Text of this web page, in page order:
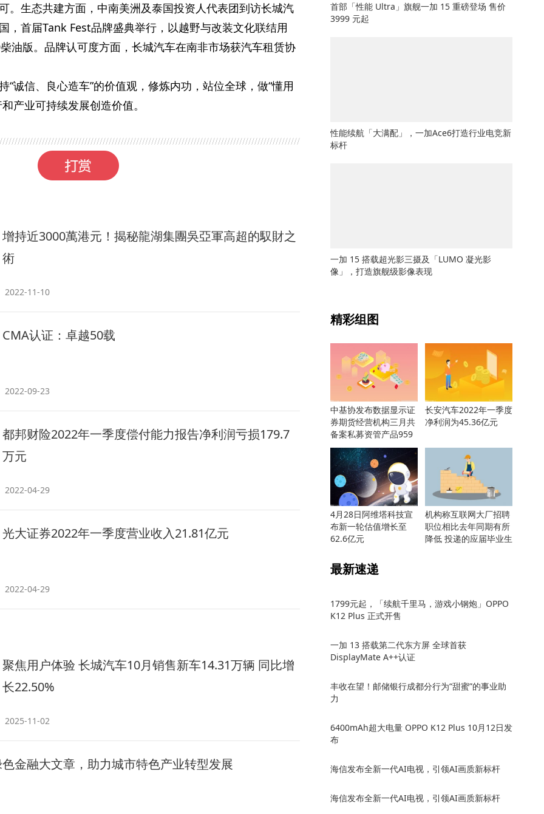
。生态共建方面，中南美洲及泰国投资人代表团到访长城汽
，首届Tank Fest品牌盛典举行，以越野与改装文化联结用
油版。品牌认可度方面，长城汽车在南非市场获汽车租赁协
“诚信、良心造车”的价值观，修炼内功，站位全球，做“懂用
产业可持续发展创造价值。
增持近3000萬港元！揭秘龍湖集團吳亞軍高超的馭財之
術
2022-11-10
CMA认证：卓越50载
2022-09-23
都邦财险2022年一季度偿付能力报告净利润亏损179.7
万元
2022-04-29
光大证券2022年一季度营业收入21.81亿元
2022-04-29
​聚焦用户体验 长城汽车10月销售新车14.31万辆 同比增
长22.50%
2025-11-02
金融大文章，助力城市特色产业转型发展
首部「性能 Ultra」旗舰一加 15 重磅登场 售价
3999 元起
性能续航「大满配」，一加Ace6打造行业电竞新
标杆
一加 15 搭载超光影三摄及「LUMO 凝光影
像」，打造旗舰级影像表现
精彩组图
中基协发布数据显示证
券期货经营机构三月共
备案私募资管产品959
只
长安汽车2022年一季度
净利润为45.36亿元
4月28日阿维塔科技宣
布新一轮估值增长至
62.6亿元
机构称互联网大厂招聘
职位相比去年同期有所
降低 投递的应届毕业生
最新速递
1799元起，「续航千里马，游戏小钢炮」OPPO
K12 Plus 正式开售
一加 13 搭载第二代东方屏 全球首获
DisplayMate A++认证
丰收在望！邮储银行成都分行为“甜蜜”的事业助
力
6400mAh超大电量 OPPO K12 Plus 10月12日发
布
海信发布全新一代AI电视，引领AI画质新标杆
海信发布全新一代AI电视，引领AI画质新标杆